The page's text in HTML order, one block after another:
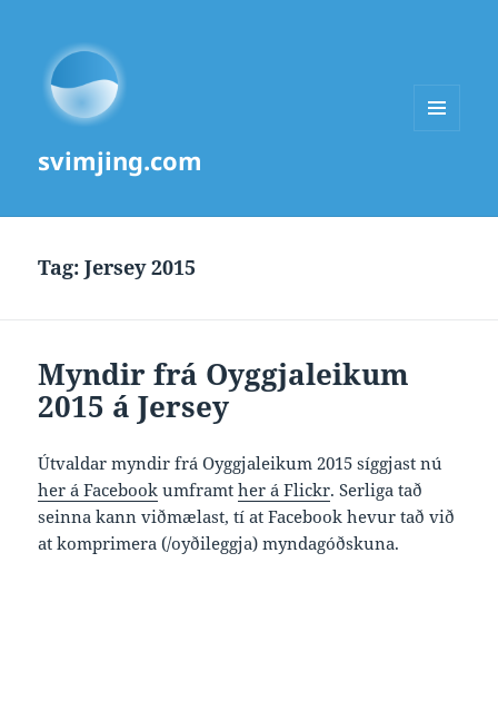
svimjing.com
Tag:Jersey 2015
Myndir frá Oyggjaleikum
2015 á Jersey
Útvaldar myndir frá Oyggjaleikum 2015 síggjast nú
her á Facebook umframther á Flickr. Serliga tað
seinna kann viðmælast, tí at Facebook hevur tað við
at komprimera (/oyðileggja) myndagóðskuna.